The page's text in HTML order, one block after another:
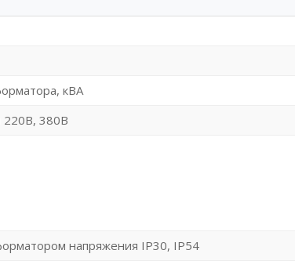
кВА
220В, 380В
напряжения IP30, IP54